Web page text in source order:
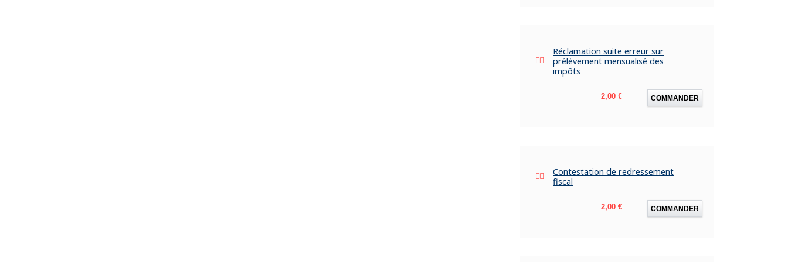
Réclamation suite erreur sur
prélèvement mensualisé des
impôts
Prix
2,00 € COMMANDER
Contestation de redressement
fiscal
Prix
2,00 € COMMANDER